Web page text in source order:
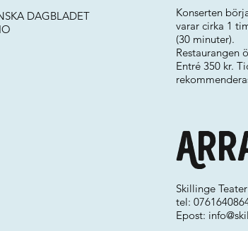
DAGBLADET
Skillinge Teater
tel:
Epost:
Konserten
varar cirka 1
(30 minuter).
Restaurangen
Entré 350 kr.